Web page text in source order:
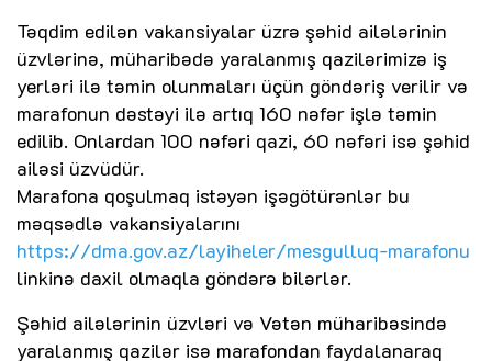
Təqdim edilən vakansiyalar üzrə şəhid ailələrinin
üzvlərinə, müharibədə yaralanmış qazilərimizə iş
yerləri ilə təmin olunmaları üçün göndəriş verilir və
marafonun dəstəyi ilə artıq 160 nəfər işlə təmin
edilib. Onlardan 100 nəfəri qazi, 60 nəfəri isə şəhid
ailəsi üzvüdür.
Marafona qoşulmaq istəyən işəgötürənlər bu
məqsədlə vakansiyalarını
https://dma.gov.az/layiheler/mesgulluq-marafonu
linkinə daxil olmaqla göndərə bilərlər.
Şəhid ailələrinin üzvləri və Vətən müharibəsində
yaralanmış qazilər isə marafondan faydalanaraq